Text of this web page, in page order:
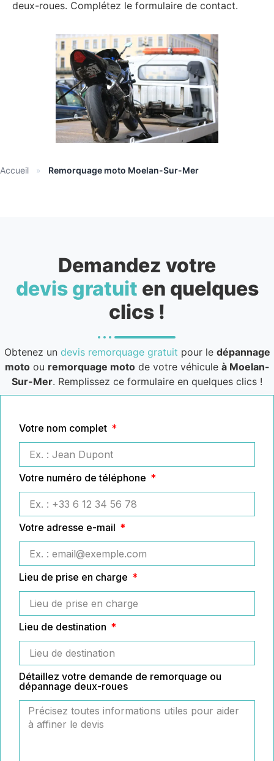
deux-roues. Complétez le formulaire de contact.
Accueil » Remorquage moto Moelan-Sur-Mer
Demandez votre
devis gratuit en quelques
clics !
Obtenez un devis remorquage gratuit pour le dépannage
motoou remorquage motode votre véhicule à Moelan-
Sur-Mer. Remplissez ce formulaire en quelques clics !
Votre nom complet
Votre numéro de téléphone
Votre adresse e-mail
Lieu de prise en charge
Lieu de destination
Détaillez votre demande de remorquage ou
dépannage deux-roues